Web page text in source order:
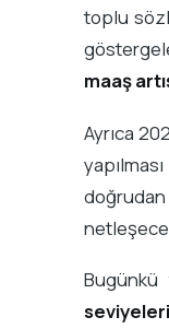
toplu
maaş
Ayrıca
doğrudan
Bugünkü